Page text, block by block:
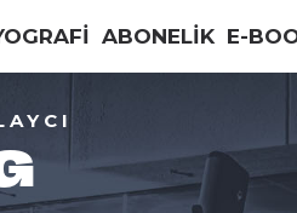
ABONELİK E-